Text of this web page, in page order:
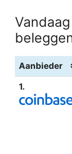
Aanbieder
1.